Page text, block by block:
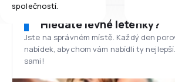
společností.
Hledáte levné letenky?
Jste na správném místě. Každý den
nabídek, abychom vám nabídli ty
sami!